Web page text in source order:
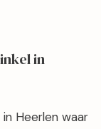
in
Heerlen waar